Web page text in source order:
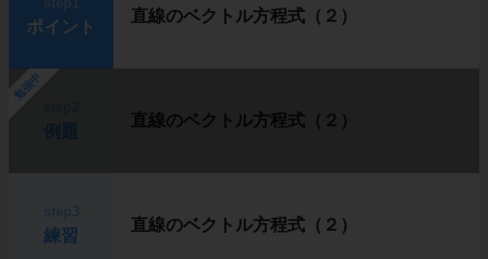
ポイント
直線のベクトル方程式（２）
勉強中
直線のベクトル方程式（２）
練習
直線のベクトル方程式（２）